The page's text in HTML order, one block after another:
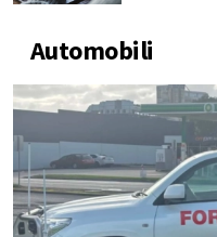
Automobili